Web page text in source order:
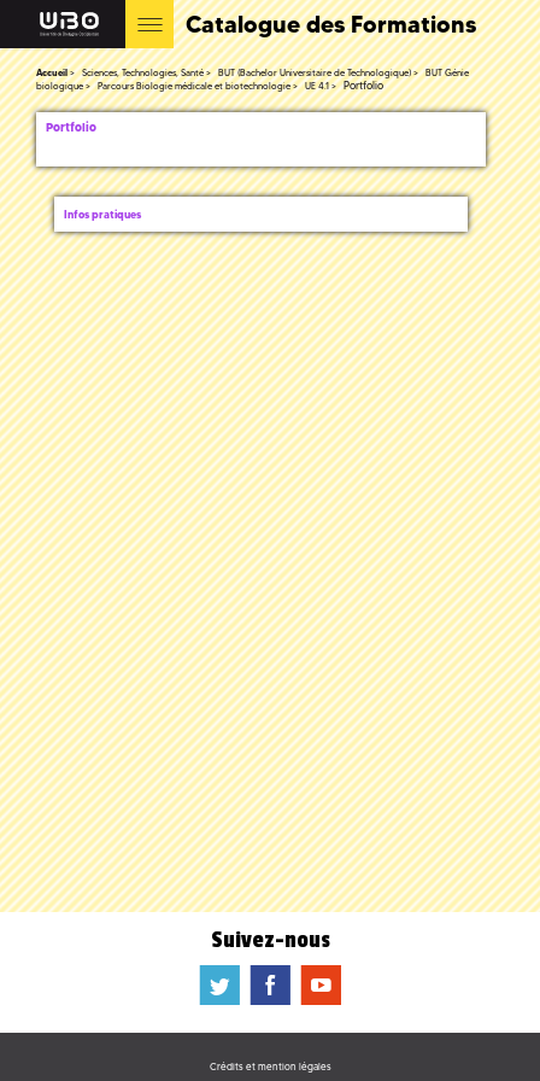
Catalogue des Formations
Accueil Sciences, Technologies, Santé BUT (Bachelor Universitaire de Technologique)
BUT Génie
biologique
Parcours Biologie médicale et biotechnologie UE 4.1 Portfolio
Portfolio
Infos pratiques
Suivez-nous
a b f
Crédits et mention légales